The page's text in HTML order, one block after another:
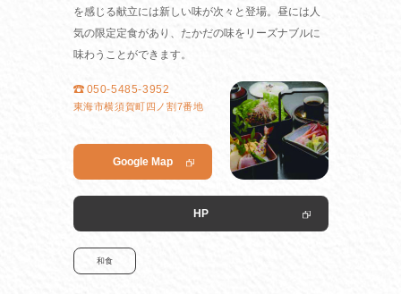
を感じる献立には新しい味が次々と登場。昼には人
気の限定定食があり、たかだの味をリーズナブルに
味わうことができます。
050-5485-3952
東海市横須賀町四ノ割7番地
Google Map
HP
和食